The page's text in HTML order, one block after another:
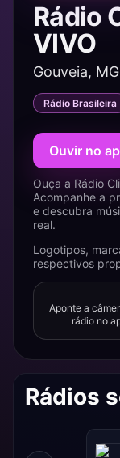
Rádio
VIVO
Gouveia, MG
Rádio Brasileira
Ouvir no
Ouça a Rádio
Acompanhe a
e descubra
real.
Logotipos,
respectivos
Aponte a
rádio no
Rádios